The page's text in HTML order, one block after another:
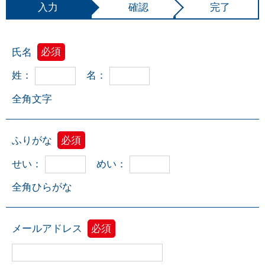
入力 確認 完了
氏名
必須
姓：
名：
全角文字
ふりがな
必須
せい：
めい：
全角ひらがな
メールアドレス 必須